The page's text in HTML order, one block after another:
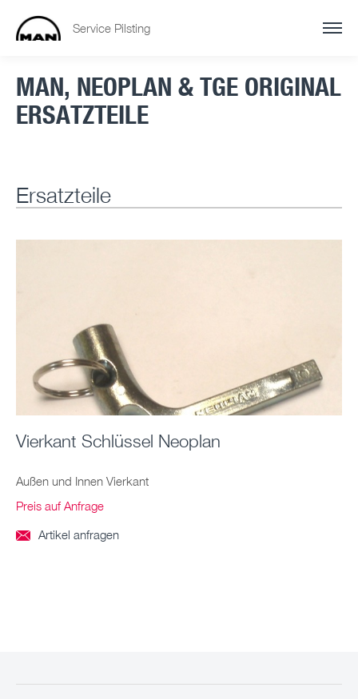
Service Pilsting
MAN, NEOPLAN & TGE ORIGINAL
ERSATZTEILE
Ersatzteile
Vierkant Schlüssel Neoplan
Außen und Innen Vierkant
Preis auf Anfrage
 Artikel anfragen